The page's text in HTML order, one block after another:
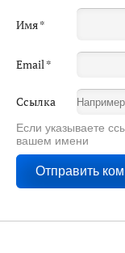
Имя*
Email*
Ссылка
Если указываете
вашем имени